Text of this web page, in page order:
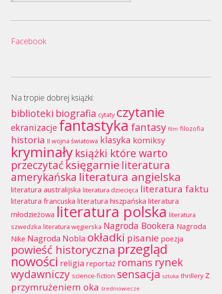
Facebook
Na tropie dobrej książki:
biblioteki biografia cytaty czytanie
ekranizacje fantastykafantasy film filozofia
historia II wojna światowa klasyka komiksy
kryminały książki które warto
przeczytaćksięgarnie literatura
amerykańska literatura angielska
literatura australijska literatura dziecięca literatura faktu
literatura francuska literatura hiszpańska literatura
młodzieżowa literatura polska literatura
szwedzka literatura węgierska Nagroda Bookera Nagroda
Nike Nagroda Nobla okładki pisanie poezja
powieść historyczna przegląd
nowości religia reportaż romans rynek
wydawniczy science-fiction sensacja sztuka thrillery z
przymrużeniem oka średniowiecze